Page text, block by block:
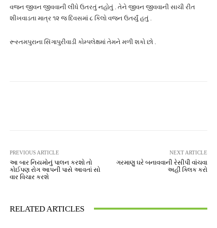
વજન જીવન જીવવાની લીધે ઉતરતું નહોતું . તેને જીવન જીવવાની સાચી રીત
શીખવાડતા માત્ર ૧૨ જ દિવસમાં ૮ કિલો વજન ઉતર્યું હતું .
રૂસ્તમપુરાના સિંગાપુરીવાડી કોમ્પલેક્ષમાં તેમને મળી શકો છો .
PREVIOUS ARTICLE
આ બાર નિયમોનું પાલન કરશો તો
કોઈપણ રોગ આપની પાસે આવતાં સો
વાર વિચાર કરશે
NEXT ARTICLE
ગરમાણુ ઘરે બનાવવાની રેસીપી વાંચવા
અહીં ક્લિક કરો
RELATED ARTICLES